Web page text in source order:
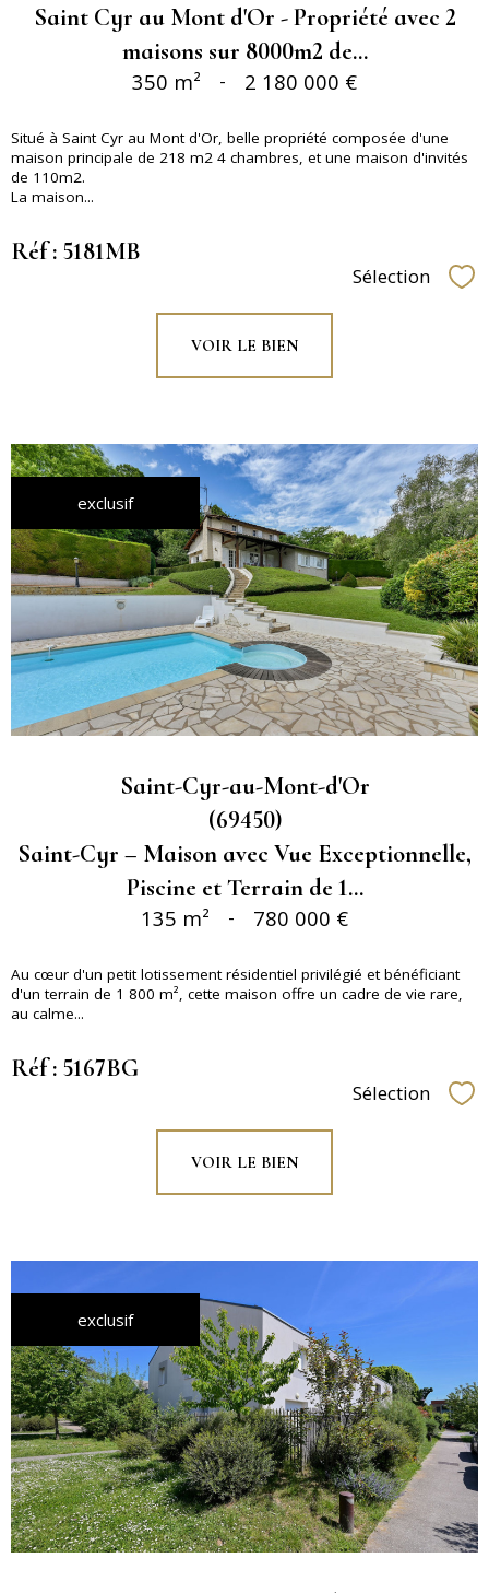
Saint Cyr au Mont d'Or - Propriété avec 2
maisons sur 8000m2 de...
350 m² - 2 180 000 €
Situé à Saint Cyr au Mont d'Or, belle propriété composée d'une
maison principale de 218 m2 4 chambres, et une maison d'invités
de 110m2.
La maison...
Réf : 5181MB
Sélection
VOIR LE BIEN
exclusif
Saint-Cyr-au-Mont-d'Or
(69450)
Saint-Cyr – Maison avec Vue Exceptionnelle,
Piscine et Terrain de 1...
135 m² - 780 000 €
Au cœur d'un petit lotissement résidentiel privilégié et bénéficiant
d'un terrain de 1 800 m², cette maison offre un cadre de vie rare,
au calme...
Réf : 5167BG
Sélection
VOIR LE BIEN
exclusif